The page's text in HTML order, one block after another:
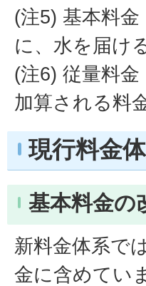
(注5) 基本料
に、水を届け
(注6) 従量料
加算される料
現行料金
基本料金の
新料金体系で
金に含めてい